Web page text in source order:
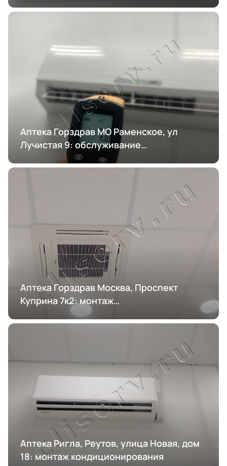
Аптека Горздрав МО Раменское, ул
Лучистая 9: обслуживание
кондиционирования
Аптека Горздрав Москва, Проспект
Куприна 7к2: монтаж
кондиционирования
Аптека Ригла, Реутов, улица Новая, дом
18: монтаж кондиционирования